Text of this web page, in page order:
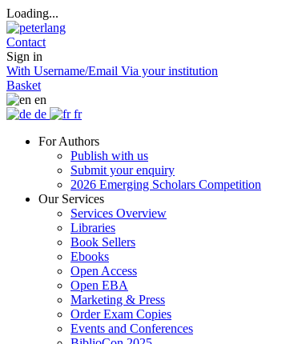
Loading...
Contact
Sign in
With Username/Email Via your institution
Basket
en
de
fr
For Authors
Publish with us
Submit your enquiry
2026 Emerging Scholars Competition
Our Services
Services Overview
Libraries
Book Sellers
Ebooks
Open Access
Open EBA
Marketing & Press
Order Exam Copies
Events and Conferences